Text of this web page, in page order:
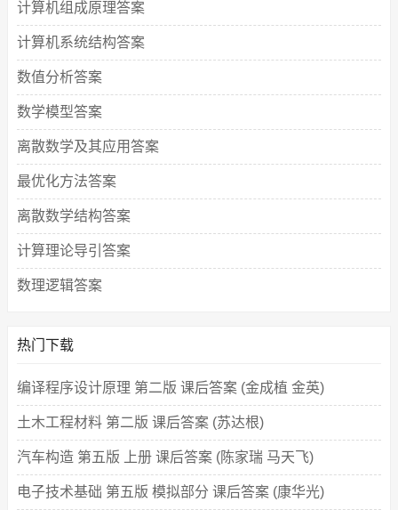
计算机组成原理答案
计算机系统结构答案
数值分析答案
数学模型答案
离散数学及其应用答案
最优化方法答案
离散数学结构答案
计算理论导引答案
数理逻辑答案
热门下载
编译程序设计原理 第二版 课后答案 (金成植 金英)
土木工程材料 第二版 课后答案 (苏达根)
汽车构造 第五版 上册 课后答案 (陈家瑞 马天飞)
电子技术基础 第五版 模拟部分 课后答案 (康华光)